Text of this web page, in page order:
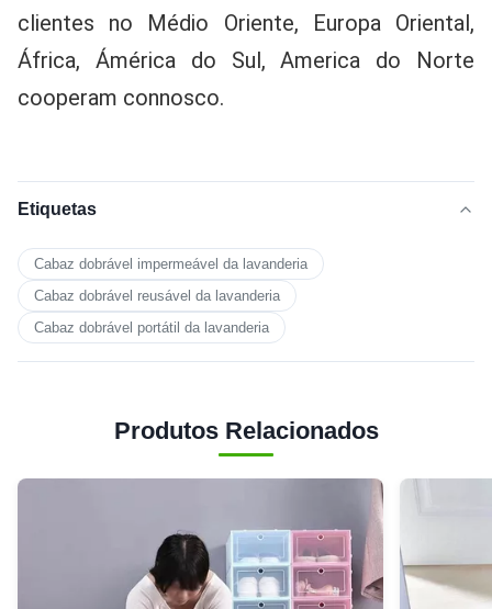
clientes no Médio Oriente, Europa Oriental,
África, Ámérica do Sul, America do Norte
cooperam connosco.
Etiquetas
Cabaz dobrável impermeável da lavanderia
Cabaz dobrável reusável da lavanderia
Cabaz dobrável portátil da lavanderia
Produtos Relacionados